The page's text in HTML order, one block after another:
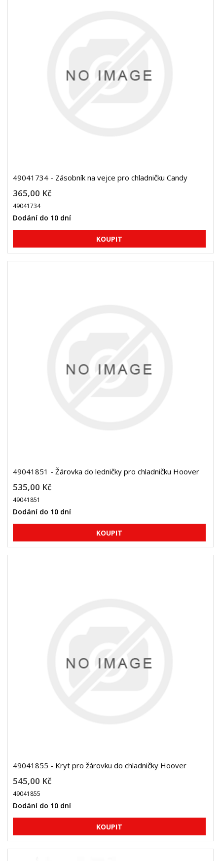
49041734 - Zásobník na vejce pro chladničku Candy
365,00 Kč
49041734
Dodání do 10 dní
49041851 - Žárovka do ledničky pro chladničku Hoover
535,00 Kč
49041851
Dodání do 10 dní
49041855 - Kryt pro žárovku do chladničky Hoover
545,00 Kč
49041855
Dodání do 10 dní